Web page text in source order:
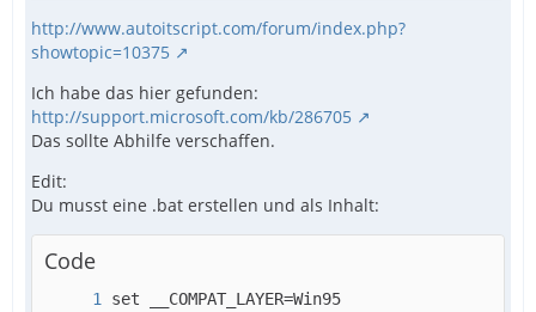
http://www.autoitscript.com/forum/index.php?
showtopic=10375
Ich habe das hier gefunden:
http://support.microsoft.com/kb/286705
Das sollte Abhilfe verschaffen.
Edit:
Du musst eine .bat erstellen und als Inhalt:
Code